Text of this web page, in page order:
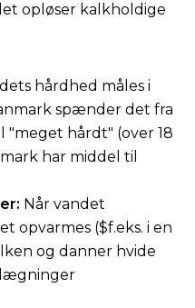
opløser kalkholdige
hårdhed måles i
spænder det fra
hårdt" (over 18
har middel til
Når vandet
opvarmes ($f.eks. i en
og danner hvide